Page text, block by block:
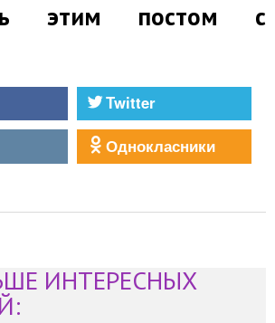
этим постом с
Twitter
Однокласники
ИНТЕРЕСНЫХ